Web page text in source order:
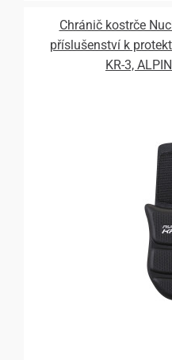
Chránič kostrče
příslušenství k
KR-3,